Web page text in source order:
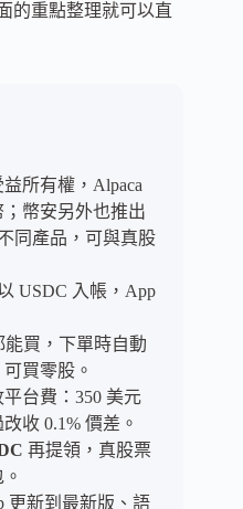
的重點整理就可以直
益所有權，Alpaca
幣安另外也推出
同產品，可與真股
USDC 入帳，App
買，下單時自動
買零股。
平台費：350 美元
收 0.1% 價差。
再提領，真股票
更新到最新版、語